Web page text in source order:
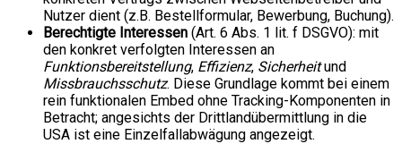
Nutzer dient (z.B. Bestellformular, Bewerbung, Buchung).
Berechtigte Interessen (Art. 6 Abs. 1 lit. f DSGVO): mit
den konkret verfolgten Interessen an
Funktionsbereitstellung, Effizienz, Sicherheitund
Missbrauchsschutz. Diese Grundlage kommt bei einem
rein funktionalen Embed ohne Tracking-Komponenten in
Betracht; angesichts der Drittlandübermittlung in die
USA ist eine Einzelfallabwägung angezeigt.